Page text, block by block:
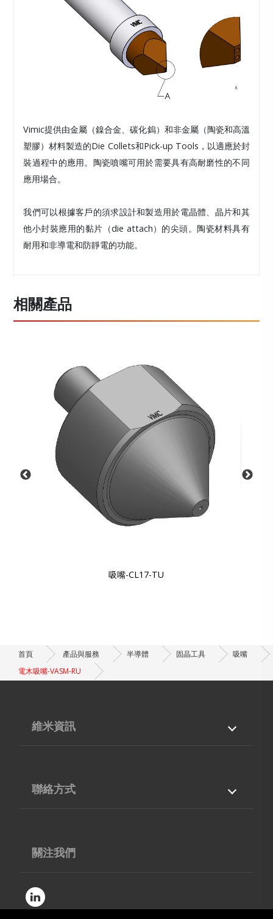
Vimic提供由金屬（鎳合金、碳化鎢）和非金屬（陶瓷和高溫
塑膠）材料製造的Die Collets和Pick-up Tools，以適應於封
裝過程中的應用。陶瓷噴嘴可用於需要具有高耐磨性的不同
應用場合。
我們可以根據客戶的須求設計和製造用於電晶體、晶片和其
他小封裝應用的黏片（die attach）的尖頭。陶瓷材料具有
耐用和非導電和防靜電的功能。
相關產品
吸嘴-CL17-TU
首頁 產品與服務 半導體 固晶工具
吸嘴
電木吸嘴-VASM-RU
維米資訊
專業能力
聯絡方式
04-36002668
contact@vimic.com
關注我們